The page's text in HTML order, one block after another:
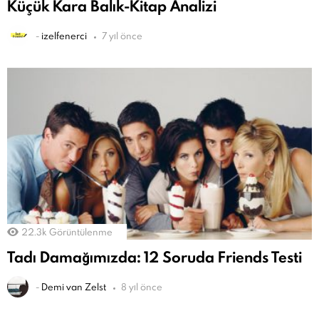
Küçük Kara Balık-Kitap Analizi
- izelfenerci 7 yıl önce
22.3k Görüntülenme
Tadı Damağımızda: 12 Soruda Friends Testi
- Demi van Zelst 8 yıl önce